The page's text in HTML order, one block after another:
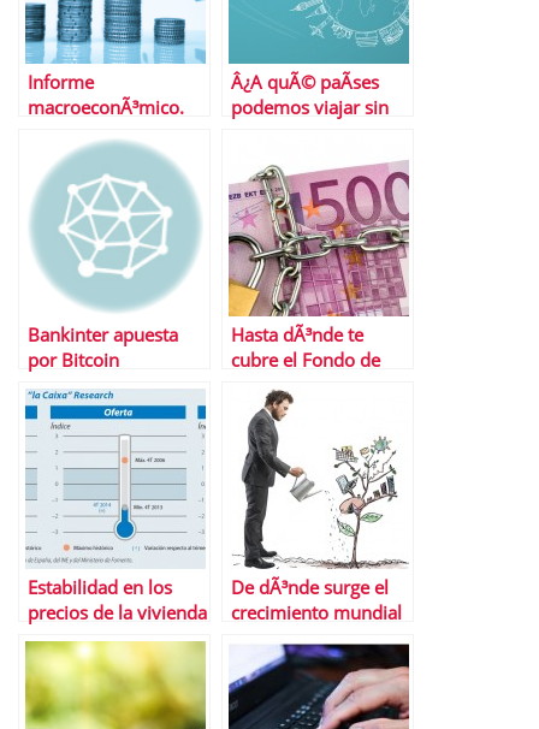
Informe
macroeconÃ³mico.
de 2014
Â¿A quÃ© paÃ­ses
podemos viajar sin
Bankinter apuesta
por Bitcoin
Hasta dÃ³nde te
cubre el Fondo de
GarantÃ­a de
DepÃ³sitos
Estabilidad en los
precios de la vivienda
Â¿QuÃ© cabe
esperar hasta final de
aÃ±o?
De dÃ³nde surge el
crecimiento mundial